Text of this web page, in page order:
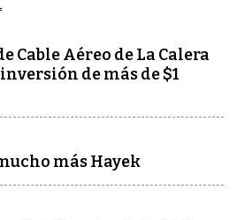
Cable Aéreo de La Calera
de más de $1
más Hayek